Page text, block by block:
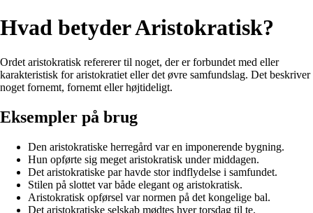
Hvad betyder Aristokratisk?
Ordet aristokratisk refererer til noget, der er forbundet med eller
karakteristisk for aristokratiet eller det øvre samfundslag. Det beskriver
noget fornemt, fornemt eller højtideligt.
Eksempler på brug
Den aristokratiske herregård var en imponerende bygning.
Hun opførte sig meget aristokratisk under middagen.
Det aristokratiske par havde stor indflydelse i samfundet.
Stilen på slottet var både elegant og aristokratisk.
Aristokratisk opførsel var normen på det kongelige bal.
Det aristokratiske selskab mødtes hver torsdag til te.